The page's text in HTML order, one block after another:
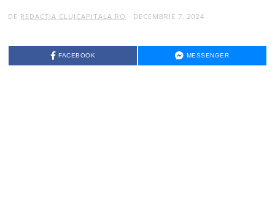
DE REDACȚIA CLUJCAPITALA.RO DECEMBRIE 7, 2024
FACEBOOK MESSENGER